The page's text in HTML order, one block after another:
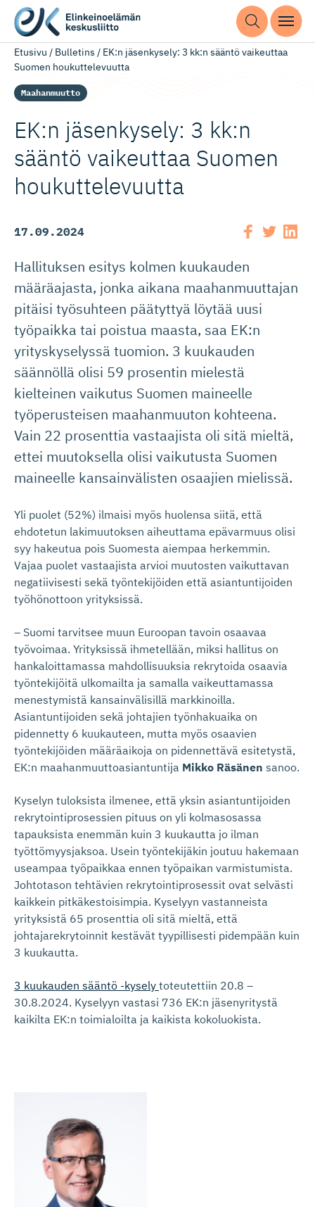
Etusivu / Bulletins / EK:n jäsenkysely: 3 kk:n sääntö vaikeuttaa
Suomen houkuttelevuutta
Maahanmuutto
EK:n jäsenkysely: 3 kk:n
sääntö vaikeuttaa Suomen
houkuttelevuutta
17.09.2024
Hallituksen esitys kolmen kuukauden
määräajasta, jonka aikana maahanmuuttajan
pitäisi työsuhteen päätyttyä löytää uusi
työpaikka tai poistua maasta, saa EK:n
yrityskyselyssä tuomion. 3 kuukauden
säännöllä olisi 59 prosentin mielestä
kielteinen vaikutus Suomen maineelle
työperusteisen maahanmuuton kohteena.
Vain 22 prosenttia vastaajista oli sitä mieltä,
ettei muutoksella olisi vaikutusta Suomen
maineelle kansainvälisten osaajien mielissä.
Yli puolet (52%) ilmaisi myös huolensa siitä, että
ehdotetun lakimuutoksen aiheuttama epävarmuus olisi
syy hakeutua pois Suomesta aiempaa herkemmin.
Vajaa puolet vastaajista arvioi muutosten vaikuttavan
negatiivisesti sekä työntekijöiden että asiantuntijoiden
työhönottoon yrityksissä.
– Suomi tarvitsee muun Euroopan tavoin osaavaa
työvoimaa. Yrityksissä ihmetellään, miksi hallitus on
hankaloittamassa mahdollisuuksia rekrytoida osaavia
työntekijöitä ulkomailta ja samalla vaikeuttamassa
menestymistä kansainvälisillä markkinoilla.
Asiantuntijoiden sekä johtajien työnhakuaika on
pidennetty 6 kuukauteen, mutta myös osaavien
työntekijöiden määräaikoja on pidennettävä esitetystä,
EK:n maahanmuuttoasiantuntija Mikko Räsänen sanoo.
Kyselyn tuloksista ilmenee, että yksin asiantuntijoiden
rekrytointiprosessien pituus on yli kolmasosassa
tapauksista enemmän kuin 3 kuukautta jo ilman
työttömyysjaksoa. Usein työntekijäkin joutuu hakemaan
useampaa työpaikkaa ennen työpaikan varmistumista.
Johtotason tehtävien rekrytointiprosessit ovat selvästi
kaikkein pitkäkestoisimpia. Kyselyyn vastanneista
yrityksistä 65 prosenttia oli sitä mieltä, että
johtajarekrytoinnit kestävät tyypillisesti pidempään kuin
3 kuukautta.
3 kuukauden sääntö -kysely toteutettiin 20.8 –
30.8.2024. Kyselyyn vastasi 736 EK:n jäsenyritystä
kaikilta EK:n toimialoilta ja kaikista kokoluokista.